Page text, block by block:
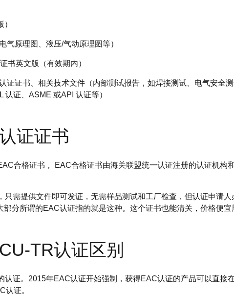
气原理图、液压/气动原理图等）
书英文版（有效期内）
证证书、相关技术文件（内部测试报告，如焊接测试、电气安全
证、ASME 或API 认证等）
证证书
合格证书， EAC合格证书由海关联盟统一认证注册的认证机构
只需提供文件即可发证，无需样品测试和工厂检查，但认证申请
分所谓的EAC认证指的就是这种。这个证书也能清关，价格便宜
TR认证区别
认证。2015年EAC认证开始强制，获得EAC认证的产品可以直接
认证。